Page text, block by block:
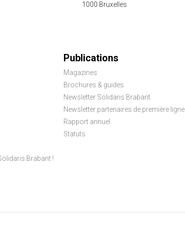
1000 Bruxelles
Brabant !
Publications
Magazines
Brochures & guides
Newsletter Solidaris Brabant
Newsletter partenaires de première ligne
Rapport annuel
Statuts